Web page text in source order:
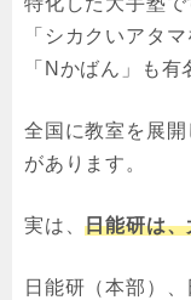
「シカクいアタ
「Nかばん」も有
全国に教室を展
があります。
実は、日能研は
日能研（本部）